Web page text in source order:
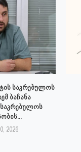
საკრებულოს
ბაჩანა
2026